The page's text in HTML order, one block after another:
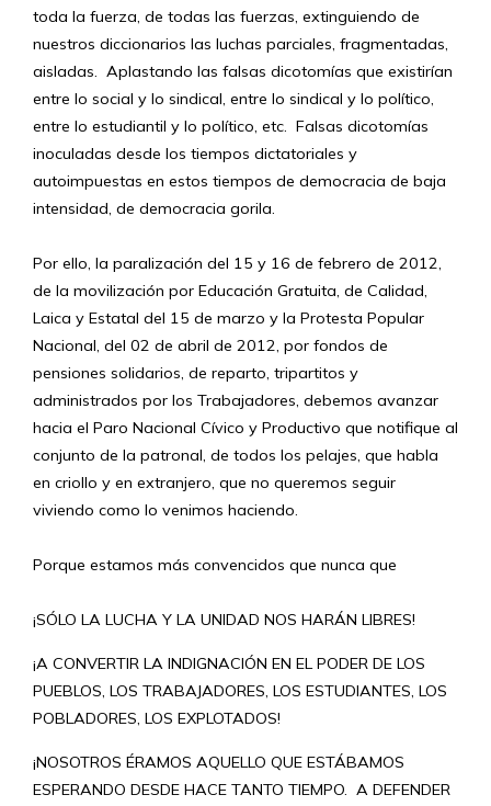
toda la fuerza, de todas las fuerzas, extinguiendo de
nuestros diccionarios las luchas parciales, fragmentadas,
aisladas. Aplastando las falsas dicotomías que existirían
entre lo social y lo sindical, entre lo sindical y lo político,
entre lo estudiantil y lo político, etc. Falsas dicotomías
inoculadas desde los tiempos dictatoriales y
autoimpuestas en estos tiempos de democracia de baja
intensidad, de democracia gorila.
Por ello, la paralización del 15 y 16 de febrero de 2012,
de la movilización por Educación Gratuita, de Calidad,
Laica y Estatal del 15 de marzo y la Protesta Popular
Nacional, del 02 de abril de 2012, por fondos de
pensiones solidarios, de reparto, tripartitos y
administrados por los Trabajadores, debemos avanzar
hacia el Paro Nacional Cívico y Productivo que notifique al
conjunto de la patronal, de todos los pelajes, que habla
en criollo y en extranjero, que no queremos seguir
viviendo como lo venimos haciendo.
Porque estamos más convencidos que nunca que
¡SÓLO LA LUCHA Y LA UNIDAD NOS HARÁN LIBRES!
¡A CONVERTIR LA INDIGNACIÓN EN EL PODER DE LOS
PUEBLOS, LOS TRABAJADORES, LOS ESTUDIANTES, LOS
POBLADORES, LOS EXPLOTADOS!
¡NOSOTROS ÉRAMOS AQUELLO QUE ESTÁBAMOS
ESPERANDO DESDE HACE TANTO TIEMPO. A DEFENDER